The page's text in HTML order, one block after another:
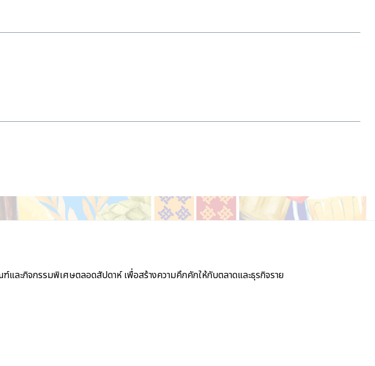
และกิจกรรมพิเศษตลอดสัปดาห์ เพื่อสร้างความคึกคักให้กับตลาดและธุรกิจราย